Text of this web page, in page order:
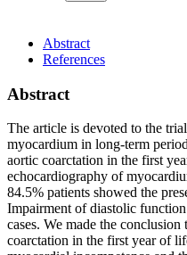
Abstract
References
Abstract
The article is devoted to the
myocardium in long-term
aortic coarctation in the first
echocardiography of
84.5% patients showed the
Impairment of diastolic
cases. We made the
coarctation in the first year of